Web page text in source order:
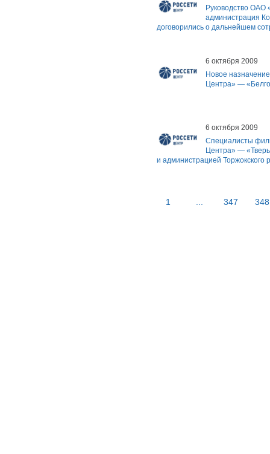
Руководство
администрация
договорились о дальнейшем
6 октября 2009
Новое
Центра» —
6 октября 2009
Специалисты
Центра» —
и администрацией Торжокского
1 ... 347 348